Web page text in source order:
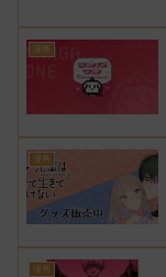
漫画
漫画
漫画